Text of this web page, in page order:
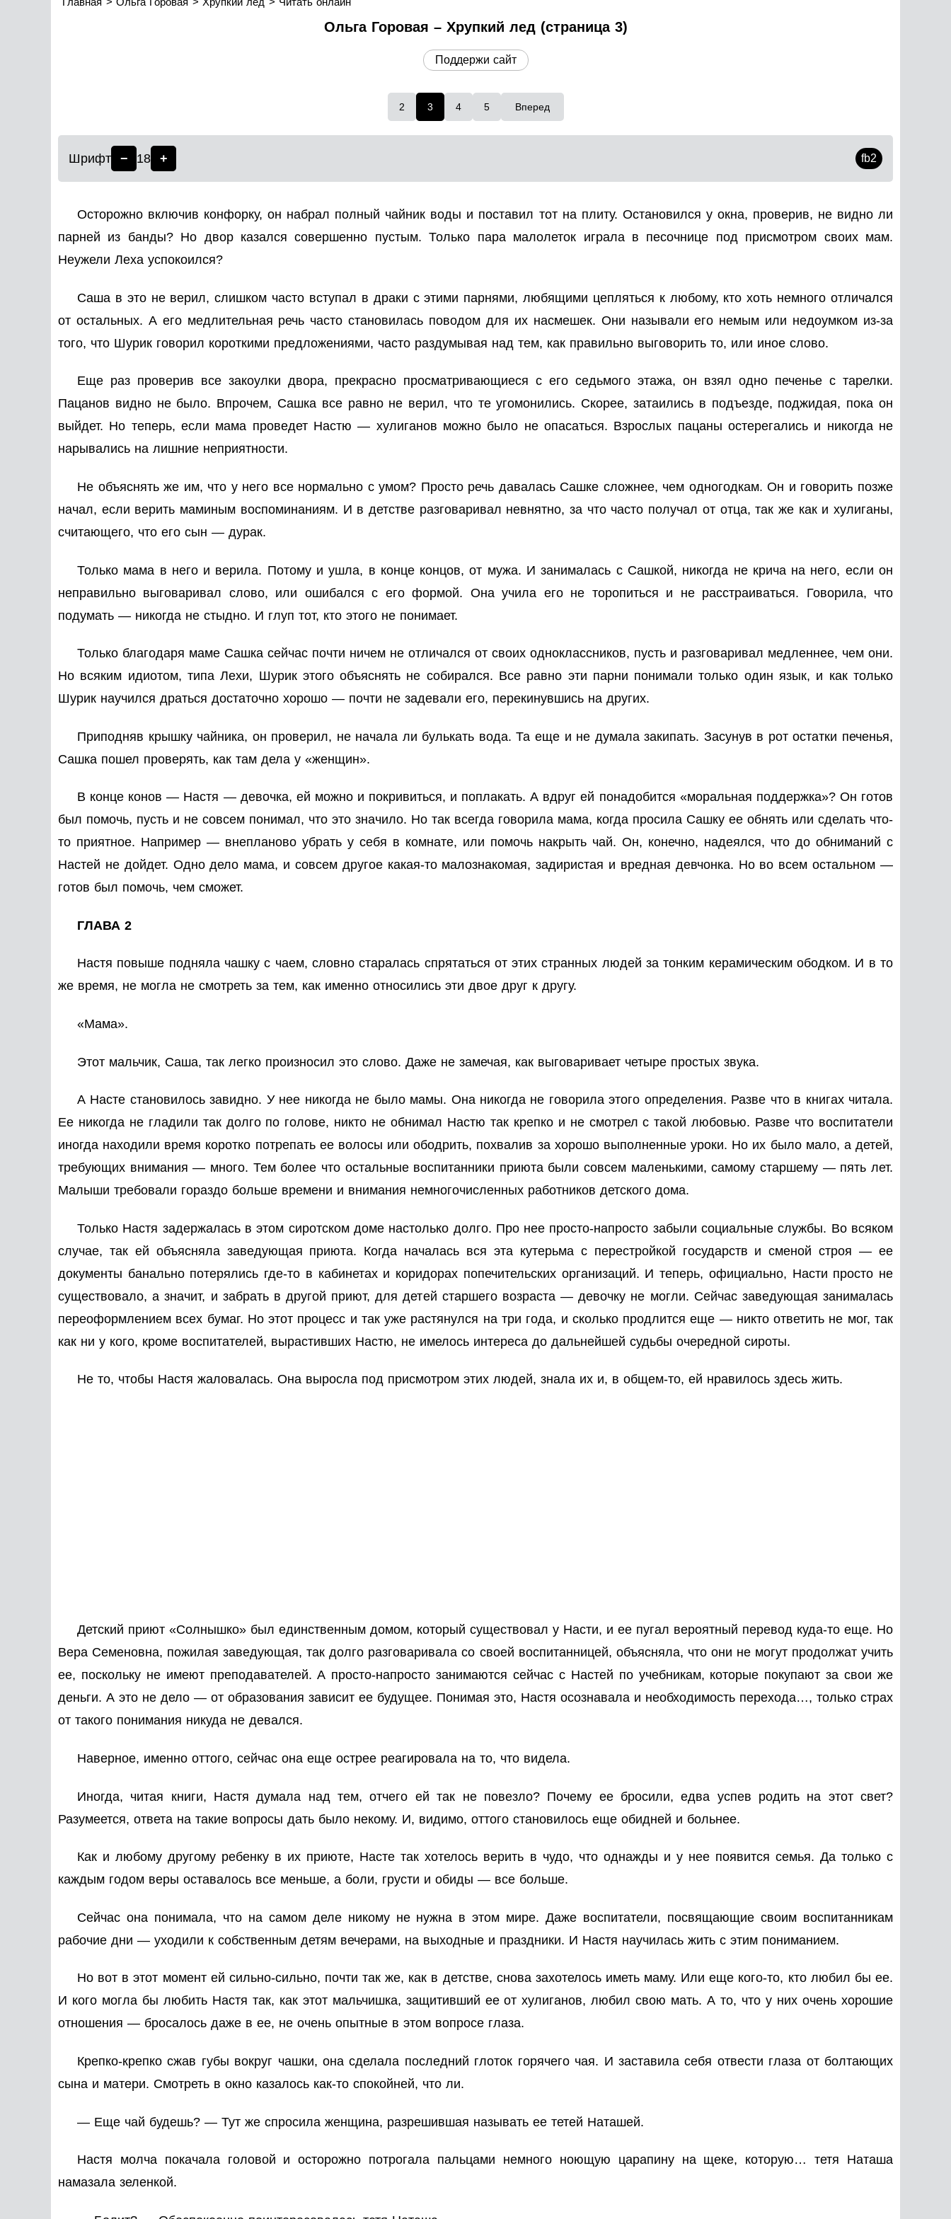
Ольга Горовая – Хрупкий лед (страница 3)
Поддержи сайт
2 3 4 5 Вперед
Шрифт − 18 + fb2
Осторожно включив конфорку, он набрал полный чайник воды и поставил тот на плиту. Остановился у окна, проверив, не видно ли
парней из банды? Но двор казался совершенно пустым. Только пара малолеток играла в песочнице под присмотром своих мам.
Неужели Леха успокоился?
Саша в это не верил, слишком часто вступал в драки с этими парнями, любящими цепляться к любому, кто хоть немного отличался
от остальных. А его медлительная речь часто становилась поводом для их насмешек. Они называли его немым или недоумком из-за
того, что Шурик говорил короткими предложениями, часто раздумывая над тем, как правильно выговорить то, или иное слово.
Еще раз проверив все закоулки двора, прекрасно просматривающиеся с его седьмого этажа, он взял одно печенье с тарелки.
Пацанов видно не было. Впрочем, Сашка все равно не верил, что те угомонились. Скорее, затаились в подъезде, поджидая, пока он
выйдет. Но теперь, если мама проведет Настю — хулиганов можно было не опасаться. Взрослых пацаны остерегались и никогда не
нарывались на лишние неприятности.
Не объяснять же им, что у него все нормально с умом? Просто речь давалась Сашке сложнее, чем одногодкам. Он и говорить позже
начал, если верить маминым воспоминаниям. И в детстве разговаривал невнятно, за что часто получал от отца, так же как и хулиганы,
считающего, что его сын — дурак.
Только мама в него и верила. Потому и ушла, в конце концов, от мужа. И занималась с Сашкой, никогда не крича на него, если он
неправильно выговаривал слово, или ошибался с его формой. Она учила его не торопиться и не расстраиваться. Говорила, что
подумать — никогда не стыдно. И глуп тот, кто этого не понимает.
Только благодаря маме Сашка сейчас почти ничем не отличался от своих одноклассников, пусть и разговаривал медленнее, чем они.
Но всяким идиотом, типа Лехи, Шурик этого объяснять не собирался. Все равно эти парни понимали только один язык, и как только
Шурик научился драться достаточно хорошо — почти не задевали его, перекинувшись на других.
Приподняв крышку чайника, он проверил, не начала ли булькать вода. Та еще и не думала закипать. Засунув в рот остатки печенья,
Сашка пошел проверять, как там дела у «женщин».
В конце конов — Настя — девочка, ей можно и покривиться, и поплакать. А вдруг ей понадобится «моральная поддержка»? Он готов
был помочь, пусть и не совсем понимал, что это значило. Но так всегда говорила мама, когда просила Сашку ее обнять или сделать что-
то приятное. Например — внепланово убрать у себя в комнате, или помочь накрыть чай. Он, конечно, надеялся, что до обниманий с
Настей не дойдет. Одно дело мама, и совсем другое какая-то малознакомая, задиристая и вредная девчонка. Но во всем остальном —
готов был помочь, чем сможет.
ГЛАВА 2
Настя повыше подняла чашку с чаем, словно старалась спрятаться от этих странных людей за тонким керамическим ободком. И в то
же время, не могла не смотреть за тем, как именно относились эти двое друг к другу.
«Мама».
Этот мальчик, Саша, так легко произносил это слово. Даже не замечая, как выговаривает четыре простых звука.
А Насте становилось завидно. У нее никогда не было мамы. Она никогда не говорила этого определения. Разве что в книгах читала.
Ее никогда не гладили так долго по голове, никто не обнимал Настю так крепко и не смотрел с такой любовью. Разве что воспитатели
иногда находили время коротко потрепать ее волосы или ободрить, похвалив за хорошо выполненные уроки. Но их было мало, а детей,
требующих внимания — много. Тем более что остальные воспитанники приюта были совсем маленькими, самому старшему — пять лет.
Малыши требовали гораздо больше времени и внимания немногочисленных работников детского дома.
Только Настя задержалась в этом сиротском доме настолько долго. Про нее просто-напросто забыли социальные службы. Во всяком
случае, так ей объясняла заведующая приюта. Когда началась вся эта кутерьма с перестройкой государств и сменой строя — ее
документы банально потерялись где-то в кабинетах и коридорах попечительских организаций. И теперь, официально, Насти просто не
существовало, а значит, и забрать в другой приют, для детей старшего возраста — девочку не могли. Сейчас заведующая занималась
переоформлением всех бумаг. Но этот процесс и так уже растянулся на три года, и сколько продлится еще — никто ответить не мог, так
как ни у кого, кроме воспитателей, вырастивших Настю, не имелось интереса до дальнейшей судьбы очередной сироты.
Не то, чтобы Настя жаловалась. Она выросла под присмотром этих людей, знала их и, в общем-то, ей нравилось здесь жить.
Детский приют «Солнышко» был единственным домом, который существовал у Насти, и ее пугал вероятный перевод куда-то еще. Но
Вера Семеновна, пожилая заведующая, так долго разговаривала со своей воспитанницей, объясняла, что они не могут продолжат учить
ее, поскольку не имеют преподавателей. А просто-напросто занимаются сейчас с Настей по учебникам, которые покупают за свои же
деньги. А это не дело — от образования зависит ее будущее. Понимая это, Настя осознавала и необходимость перехода…, только страх
от такого понимания никуда не девался.
Наверное, именно оттого, сейчас она еще острее реагировала на то, что видела.
Иногда, читая книги, Настя думала над тем, отчего ей так не повезло? Почему ее бросили, едва успев родить на этот свет?
Разумеется, ответа на такие вопросы дать было некому. И, видимо, оттого становилось еще обидней и больнее.
Как и любому другому ребенку в их приюте, Насте так хотелось верить в чудо, что однажды и у нее появится семья. Да только с
каждым годом веры оставалось все меньше, а боли, грусти и обиды — все больше.
Сейчас она понимала, что на самом деле никому не нужна в этом мире. Даже воспитатели, посвящающие своим воспитанникам
рабочие дни — уходили к собственным детям вечерами, на выходные и праздники. И Настя научилась жить с этим пониманием.
Но вот в этот момент ей сильно-сильно, почти так же, как в детстве, снова захотелось иметь маму. Или еще кого-то, кто любил бы ее.
И кого могла бы любить Настя так, как этот мальчишка, защитивший ее от хулиганов, любил свою мать. А то, что у них очень хорошие
отношения — бросалось даже в ее, не очень опытные в этом вопросе глаза.
Крепко-крепко сжав губы вокруг чашки, она сделала последний глоток горячего чая. И заставила себя отвести глаза от болтающих
сына и матери. Смотреть в окно казалось как-то спокойней, что ли.
— Еще чай будешь? — Тут же спросила женщина, разрешившая называть ее тетей Наташей.
Настя молча покачала головой и осторожно потрогала пальцами немного ноющую царапину на щеке, которую… тетя Наташа
намазала зеленкой.